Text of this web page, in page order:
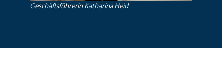
Ge­schäfts­füh­re­rin Katharina Heid